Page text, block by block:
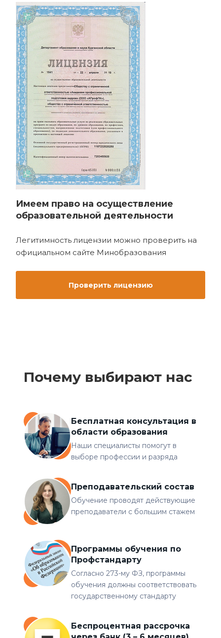
Имеем право на осуществление
образовательной деятельности
Легитимность лицензии можно проверить на
официальном сайте Минобразования
Проверить лицензию
Почему выбирают нас
Бесплатная консультация в
области образования
Наши специалисты помогут в
выборе профессии и разряда
Преподавательский состав
Обучение проводят действующие
преподаватели с большим стажем
Программы обучения по
Профстандарту
Согласно 273-му ФЗ, программы
обучения должны соответствовать
государственному стандарту
Беспроцентная рассрочка